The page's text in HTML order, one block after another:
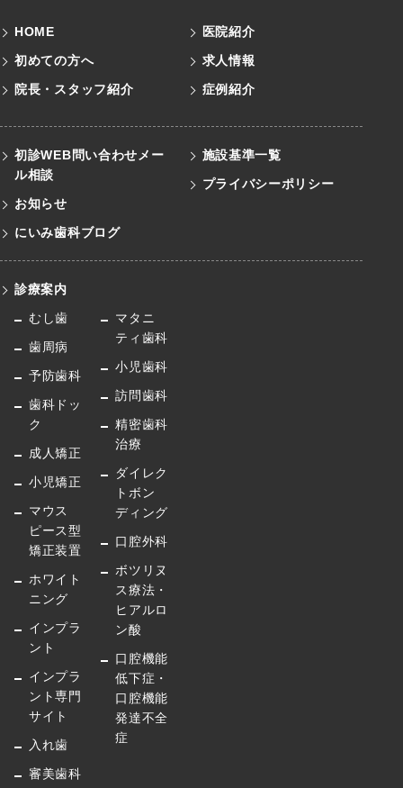
HOME
初めての方へ
院長・スタッフ紹介
医院紹介
求人情報
症例紹介
初診WEB問い合わせメー
ル相談
お知らせ
にいみ歯科ブログ
施設基準一覧
プライバシーポリシー
診療案内
むし歯
歯周病
予防歯科
歯科ドッ
ク
成人矯正
小児矯正
マウス
ピース型
矯正装置
ホワイト
ニング
インプラ
ント
インプラ
ント専門
サイト
入れ歯
審美歯科
マタニ
ティ歯科
小児歯科
訪問歯科
精密歯科
治療
ダイレク
トボン
ディング
口腔外科
ボツリヌ
ス療法・
ヒアルロ
ン酸
口腔機能
低下症・
口腔機能
発達不全
症